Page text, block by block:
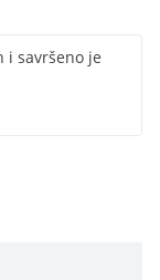
i savršeno je